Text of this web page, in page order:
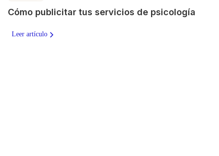
Cómo publicitar tus servicios de psicología
Leer artículo